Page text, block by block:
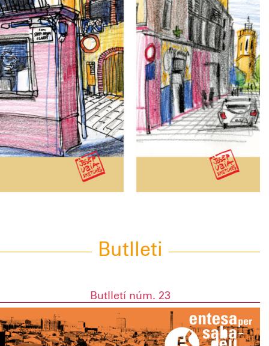
Butlleti
Butlletí núm. 23